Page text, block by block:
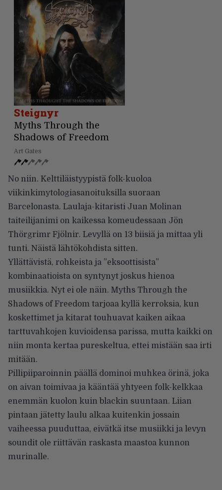
Steignyr
Myths Through the
Shadows of Freedom
Art Gates
No niin. Kelttiläistyypistä folk-kuoloa
viikinkimytologiasanoituksilla suoraan
Barcelonasta. Laulaja-kitaristi Juan Molinan
taiteilijanimi on kaikessa komeudessaan Jön
Thörgrimr Fjölnir. Levyllä on 13 biisiä ja mittaa yli
tunti. Näistä lähtökohdista sitten.
Yllättävistä, rohkeista ja ”eksoottisista”
kombinaatioista on syntynyt joskus hienoa
musiikkia. Nyt ei ole näin. Myths Through the
Shadows of Freedom tarjoaa kyllä kerroksia, kun
koskettimet ja kitarat touhuavat kaiken aikaa
tarttuvahkojen kuvioidensa parissa, mutta kaikki on
niin monta kertaa pureskeltua, ettei mistään saa irti
mitään.
Pillipiiparoinnin päällä dominoi muhkea örinä, joka
on aivan toimivaa ja kääntää yhtyeen folk-kelkkaa
enemmän kuolon kuin blackin suuntaan. Liian
pintaan jätetty laulu alkaa kuitenkin jossain
vaiheessa puuduttaa, eivätkä itse musiikki ja levyn
soundit ole riittävän raskasta maastoa kunnon
murinalle.